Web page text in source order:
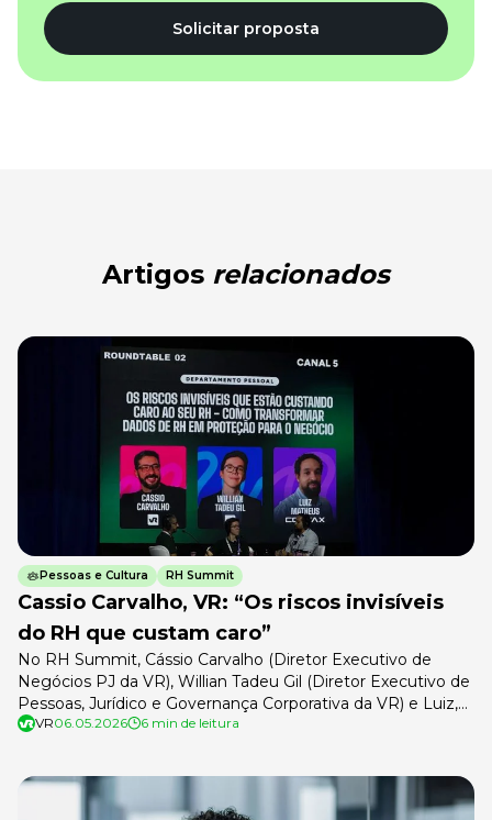
Solicitar proposta
Artigos relacionados
Pessoas e Cultura RH Summit
Cassio Carvalho, VR: “Os riscos invisíveis
do RH que custam caro”
No RH Summit, Cássio Carvalho (Diretor Executivo de
Negócios PJ da VR), Willian Tadeu Gil (Diretor Executivo de
Pessoas, Jurídico e Governança Corporativa da VR) e Luiz,
representante da área de tecnologia da Contex, trouxeram
VR06.05.2026 6 min de leitura